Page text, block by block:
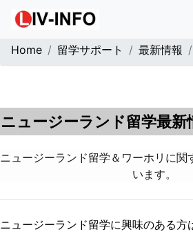
Home 留学サポート 最新情報
ニュージーランド留学最
ニュージーランド留学＆ワーホリに関
います。
ニュージーランド留学に興味のある方